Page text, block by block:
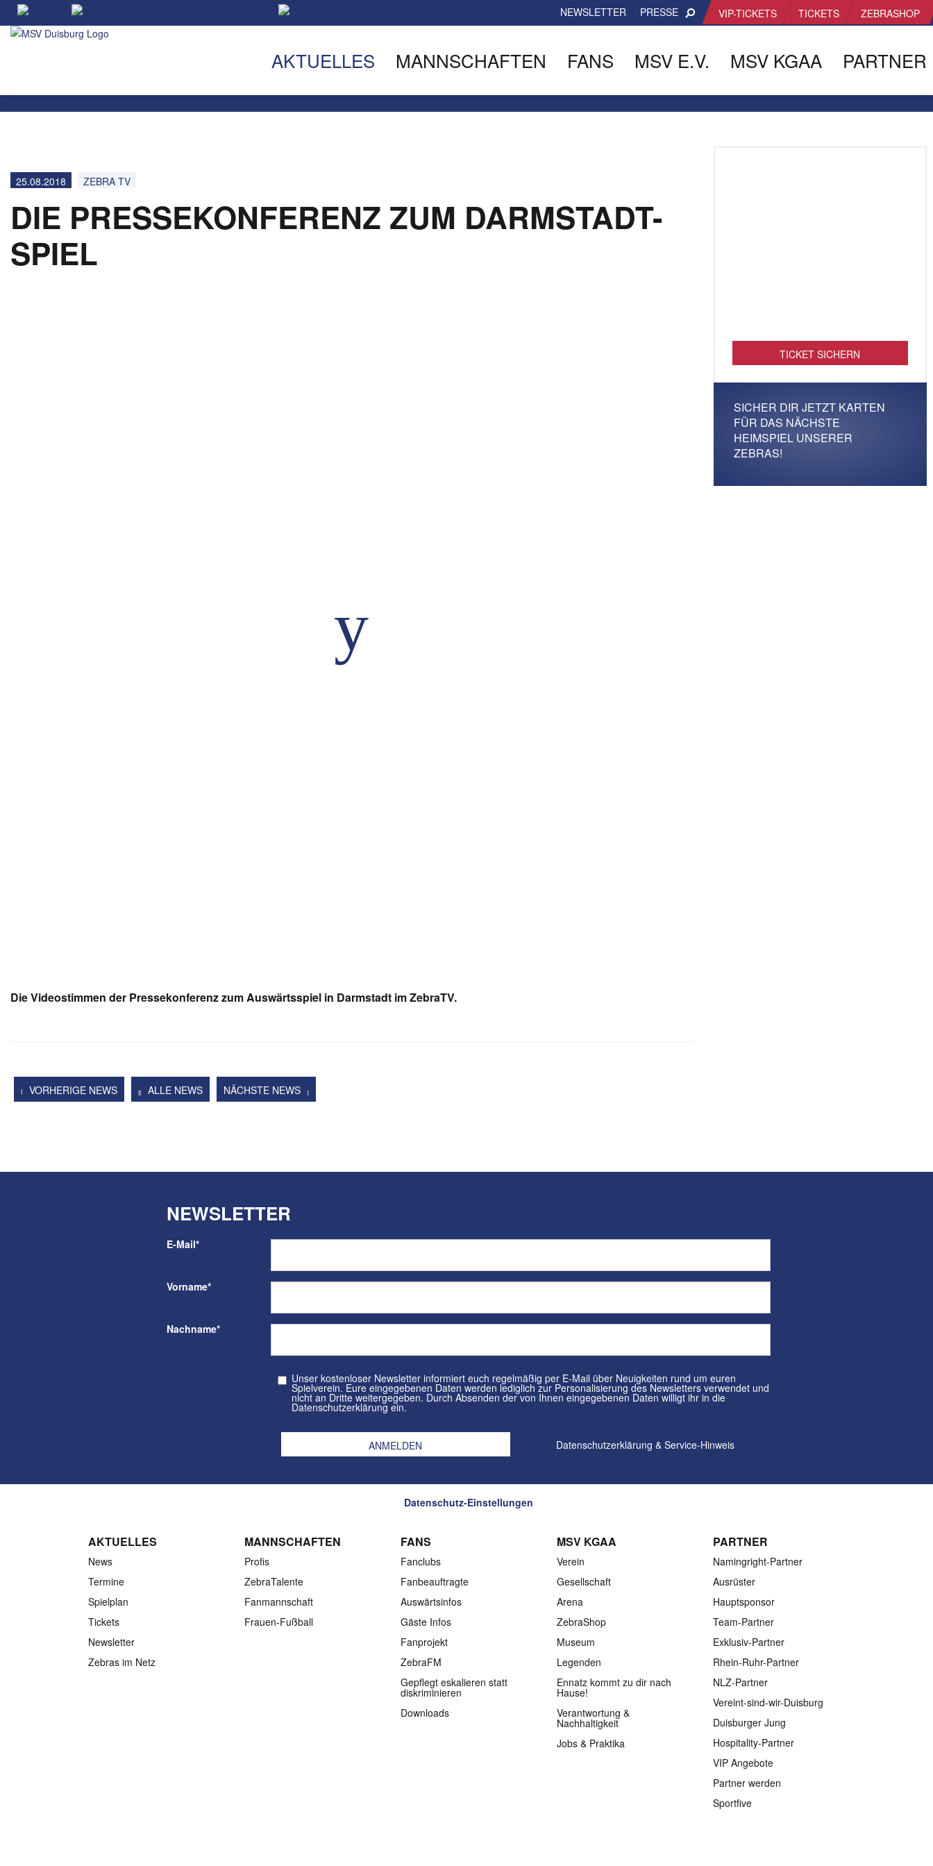
VIP-TICKETS TICKETS ZEBRASHOP
NEWSLETTER PRESSE
AKTUELLES MANNSCHAFTEN FANS MSV E.V. MSV KGAA PARTNER
25.08.2018 ZEBRA TV
DIE PRESSEKONFERENZ ZUM DARMSTADT-
SPIEL
Die Videostimmen der Pressekonferenz zum Auswärtsspiel in Darmstadt im ZebraTV.
VORHERIGE NEWS ALLE NEWS NÄCHSTE NEWS
TICKET SICHERN
SICHER DIR JETZT KARTEN
FÜR DAS NÄCHSTE
HEIMSPIEL UNSERER
ZEBRAS!
NEWSLETTER
E-Mail*
Vorname*
Nachname*
Unser kostenloser Newsletter informiert euch regelmäßig per E-Mail über Neuigkeiten rund um euren
Spielverein. Eure eingegebenen Daten werden lediglich zur Personalisierung des Newsletters verwendet und
nicht an Dritte weitergegeben. Durch Absenden der von Ihnen eingegebenen Daten willigt ihr in die
Datenschutzerklärung ein.
Datenschutzerklärung & Service-Hinweis
Datenschutz-Einstellungen
AKTUELLES
News
Termine
Spielplan
Tickets
Newsletter
Zebras im Netz
MANNSCHAFTEN
Profis
ZebraTalente
Fanmannschaft
Frauen-Fußball
FANS
Fanclubs
Fanbeauftragte
Auswärtsinfos
Gäste Infos
Fanprojekt
ZebraFM
Gepflegt eskalieren statt
diskriminieren
Downloads
MSV KGAA
Verein
Gesellschaft
Arena
ZebraShop
Museum
Legenden
Ennatz kommt zu dir nach
Hause!
Verantwortung &
Nachhaltigkeit
Jobs & Praktika
PARTNER
Namingright-Partner
Ausrüster
Hauptsponsor
Team-Partner
Exklusiv-Partner
Rhein-Ruhr-Partner
NLZ-Partner
Vereint-sind-wir-Duisburg
Duisburger Jung
Hospitality-Partner
VIP Angebote
Partner werden
Sportfive